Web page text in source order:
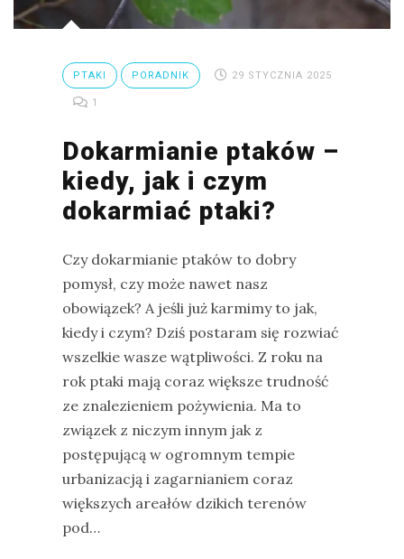
PTAKI PORADNIK 29 STYCZNIA 2025
1
Dokarmianie ptaków –
kiedy, jak i czym
dokarmiać ptaki?
Czy dokarmianie ptaków to dobry
pomysł, czy może nawet nasz
obowiązek? A jeśli już karmimy to jak,
kiedy i czym? Dziś postaram się rozwiać
wszelkie wasze wątpliwości. Z roku na
rok ptaki mają coraz większe trudność
ze znalezieniem pożywienia. Ma to
związek z niczym innym jak z
postępującą w ogromnym tempie
urbanizacją i zagarnianiem coraz
większych areałów dzikich terenów
pod…
Ptaki
Wyprawy
birdwatching
bushcraft
chruściele
drozdy
dzięciołowate
elektronika